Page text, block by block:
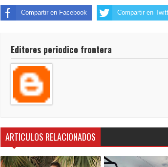
Compartir en Facebook Compartir en
Editores periodico frontera
ARTICULOS RELACIONADOS